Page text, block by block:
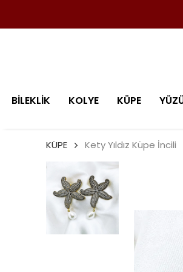
BİLEKLİK KOLYE KÜPE
KÜPE Kety Yıldız Küpe İncili